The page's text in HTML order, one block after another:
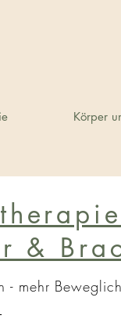
Körper
&
- mehr